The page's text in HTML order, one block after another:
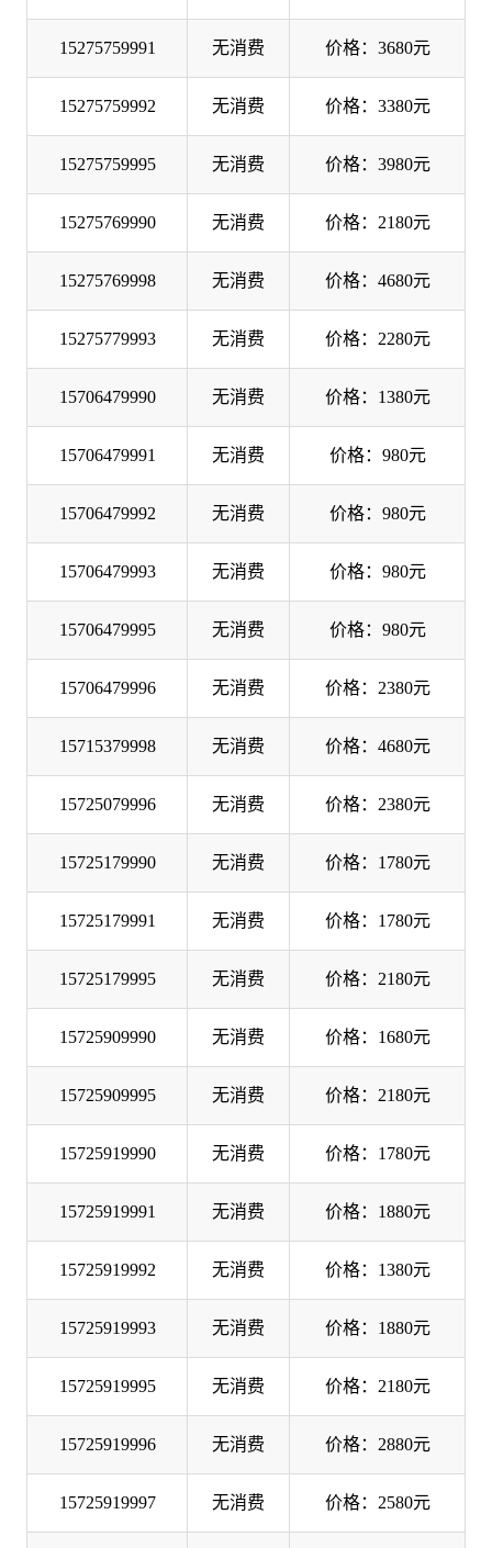
15275759991 无消费 价格：3680元
15275759992 无消费 价格：3380元
15275759995 无消费 价格：3980元
15275769990 无消费 价格：2180元
15275769998 无消费 价格：4680元
15275779993 无消费 价格：2280元
15706479990 无消费 价格：1380元
15706479991 无消费 价格：980元
15706479992 无消费 价格：980元
15706479993 无消费 价格：980元
15706479995 无消费 价格：980元
15706479996 无消费 价格：2380元
15715379998 无消费 价格：4680元
15725079996 无消费 价格：2380元
15725179990 无消费 价格：1780元
15725179991 无消费 价格：1780元
15725179995 无消费 价格：2180元
15725909990 无消费 价格：1680元
15725909995 无消费 价格：2180元
15725919990 无消费 价格：1780元
15725919991 无消费 价格：1880元
15725919992 无消费 价格：1380元
15725919993 无消费 价格：1880元
15725919995 无消费 价格：2180元
15725919996 无消费 价格：2880元
15725919997 无消费 价格：2580元